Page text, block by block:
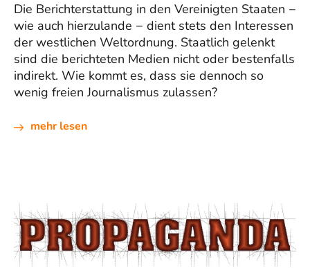
Die Berichterstattung in den Vereinigten Staaten −
wie auch hierzulande − dient stets den Interessen
der westlichen Weltordnung. Staatlich gelenkt
sind die berichteten Medien nicht oder bestenfalls
indirekt. Wie kommt es, dass sie dennoch so
wenig freien Journalismus zulassen?
mehr lesen